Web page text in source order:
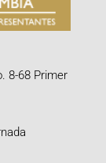
8-68 Primer